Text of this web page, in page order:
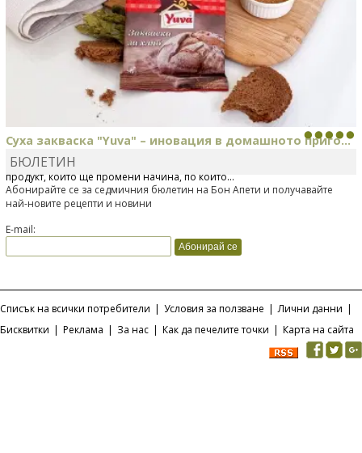
Суха закваска "Yuva" – иновация в домашното приго...
Отскоро Лесафр България стартира предлагането на изцяло нов
продукт, който ще промени начина, по който...
БЮЛЕТИН
Абонирайте се за седмичния бюлетин на Бон Апети и получавайте
най-новите рецепти и новини
E-mail:
Списък на всички потребители | Условия за ползване | Лични данни |
Бисквитки | Реклама | За нас | Как да печелите точки | Карта на сайта